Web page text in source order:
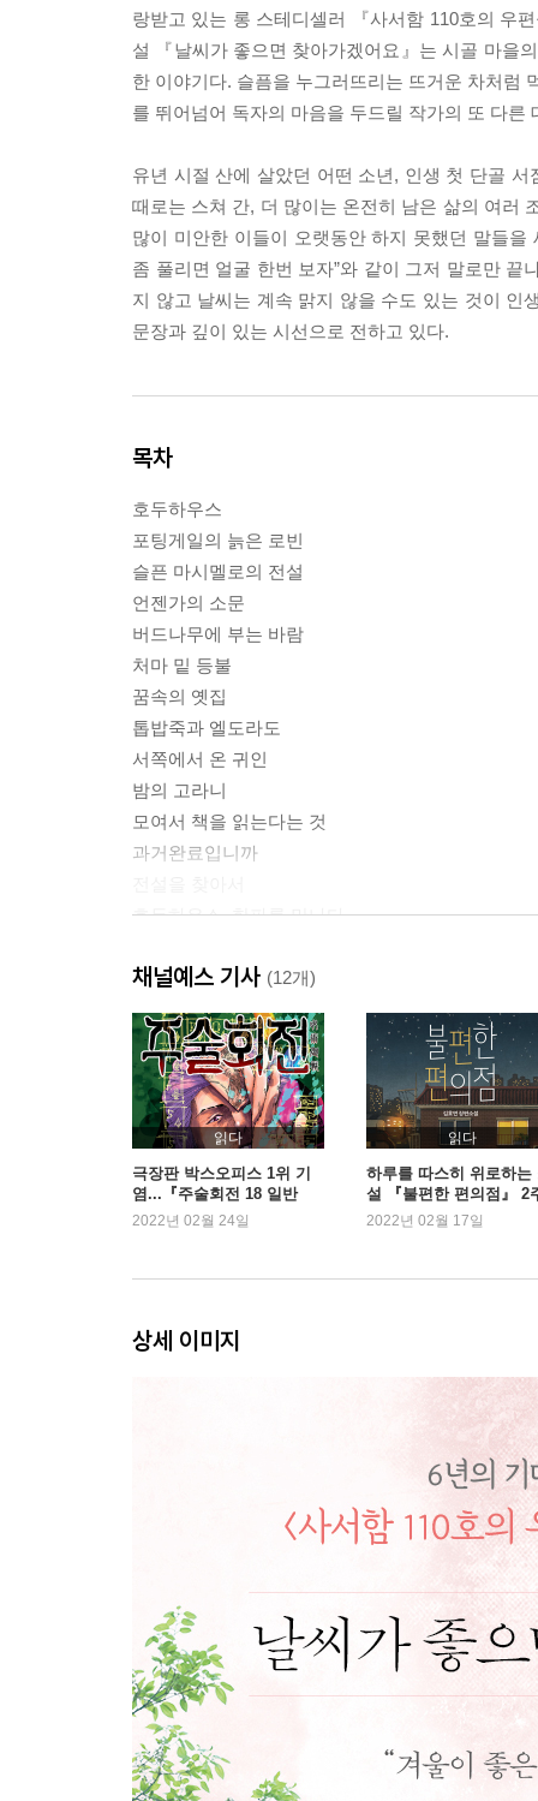
랑받고 있는 롱 스테디셀러 『사서함 110호의 우
설 『날씨가 좋으면 찾아가겠어요』는 시골 마을
한 이야기다. 슬픔을 누그러뜨리는 뜨거운 차처럼
를 뛰어넘어 독자의 마음을 두드릴 작가의 또 다른
유년 시절 산에 살았던 어떤 소년, 인생 첫 단골
때로는 스쳐 간, 더 많이는 온전히 남은 삶의 여러
많이 미안한 이들이 오랫동안 하지 못했던 말들을
좀 풀리면 얼굴 한번 보자”와 같이 그저 말로만
지 않고 날씨는 계속 맑지 않을 수도 있는 것이 인
문장과 깊이 있는 시선으로 전하고 있다.
목차
호두하우스
포팅게일의 늙은 로빈
슬픈 마시멜로의 전설
언젠가의 소문
버드나무에 부는 바람
처마 밑 등불
꿈속의 옛집
톱밥죽과 엘도라도
서쪽에서 온 귀인
밤의 고라니
모여서 책을 읽는다는 것
과거완료입니까
호두하우스, 한파를 만나다
나도냉이야
의심이 이루어지는 곳
늑대의 은빛 눈썹
무궁화기차가 문제였다
이벤트를 합시다
굿나잇책방 북스테이
모두에게 감사를
남쪽으로 하양까지
눈 오는 밤의 러브레터
눈물차 레시피
다시 만날 때까지
긴 겨울이 지나고
봄날의 북현리
시스터필드의 미로
작가의 말
채널예스 기사 (12개)
읽다
극장판 박스오피스 1위 기
염...『주술회전 18 일반
판』 출간 직후 1위
2022년 02월 24일
읽다
하루를 따스히 위로하는
설 『불편한 편의점』 2
연속 1위
2022년 02월 17일
상세 이미지